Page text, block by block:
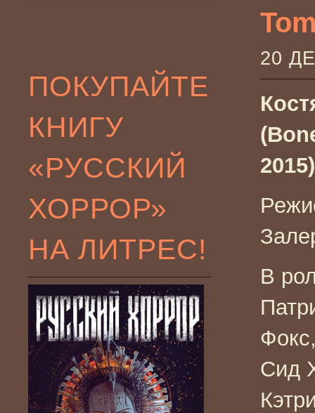
ПОКУПАЙТЕ
КНИГУ
«РУССКИЙ
ХОРРОР»
НА ЛИТРЕС!
20
2015)
В
Сид